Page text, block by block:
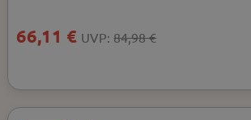
UVP:84,98 €
66,11 €